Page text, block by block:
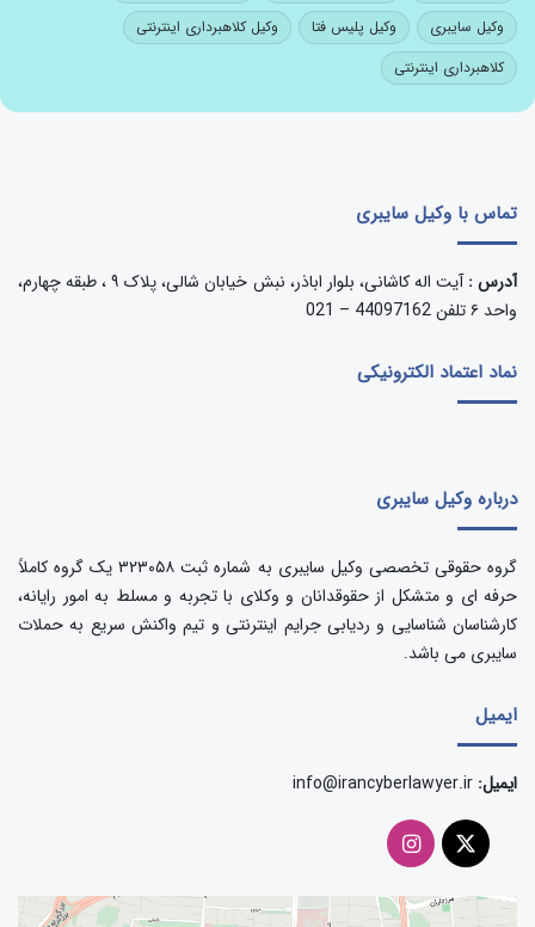
وکیل سایبری
وکیل پلیس فتا
وکیل کلاهبرداری اینترنتی
کلاهبرداری اینترنتی
تماس با وکیل سایبری
آدرس :
آیت اله کاشانی، بلوار اباذر، نبش خیابان شالی، پلاک ۹ ، طبقه چهارم،
واحد ۶ تلفن 44097162 – 021
نماد اعتماد الکترونیکی
درباره وکیل سایبری
گروه حقوقی تخصصی وکیل سایبری به شماره ثبت ۳۲۳۰۵۸ یک گروه کاملاً
حرفه ای و متشکل از حقوقدانان و وکلای با تجربه و مسلط به امور رایانه،
کارشناسان شناسایی و ردیابی جرایم اینترنتی و تیم واکنش سریع به حملات
سایبری می باشد.
ایمیل
ایمیل: info@irancyberlawyer.ir